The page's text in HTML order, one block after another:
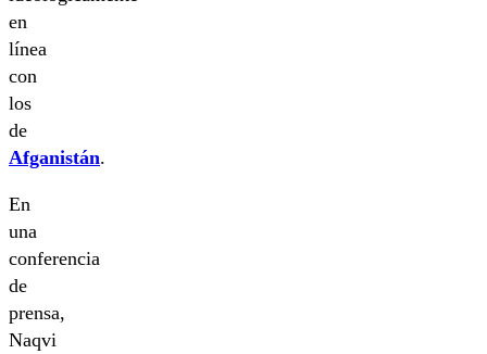
en
línea
con
los
de
Afganistán.
En
una
conferencia
de
prensa,
Naqvi